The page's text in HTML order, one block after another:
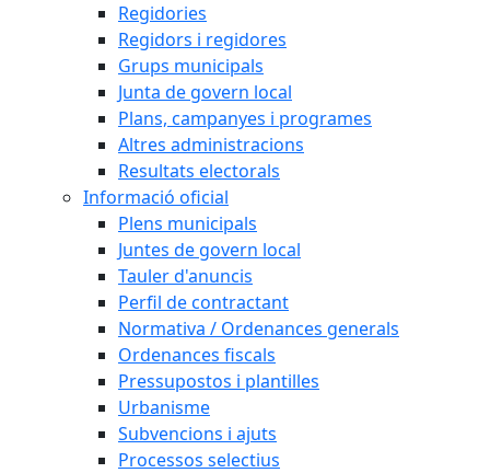
Regidories
Regidors i regidores
Grups municipals
Junta de govern local
Plans, campanyes i programes
Altres administracions
Resultats electorals
Informació oficial
Plens municipals
Juntes de govern local
Tauler d'anuncis
Perfil de contractant
Normativa / Ordenances generals
Ordenances fiscals
Pressupostos i plantilles
Urbanisme
Subvencions i ajuts
Processos selectius